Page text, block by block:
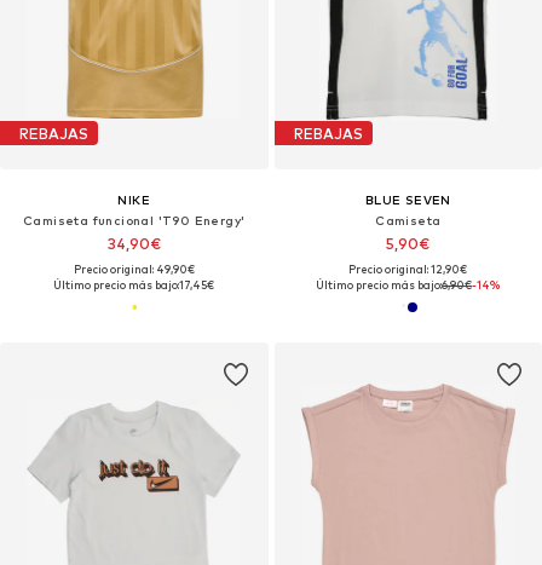
REBAJAS
NIKE
Camiseta funcional 'T90 Energy'
34,90€
Precio original: 49,90€
Último precio más bajo:17,45€
REBAJAS
BLUE SEVEN
Camiseta
5,90€
Precio original: 12,90€
Último precio más bajo:6,90€-14%